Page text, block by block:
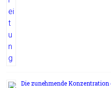
Die zunehmende